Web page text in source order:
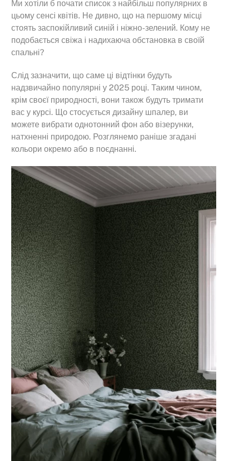
Ми хотіли б почати список з найбільш популярних в
цьому сенсі квітів. Не дивно, що на першому місці
стоять заспокійливий синій і ніжно-зелений. Кому не
подобається свіжа і надихаюча обстановка в своїй
спальні?
Слід зазначити, що саме ці відтінки будуть
надзвичайно популярні у 2025 році. Таким чином,
крім своєї природності, вони також будуть тримати
вас у курсі. Що стосується дизайну шпалер, ви
можете вибрати однотонний фон або візерунки,
натхненні природою. Розглянемо раніше згадані
кольори окремо або в поєднанні.